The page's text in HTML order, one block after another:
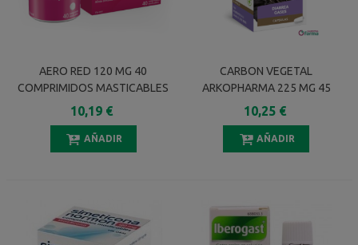
AERO RED 120 MG 40
COMPRIMIDOS MASTICABLES
10,19 €
AÑADIR
CARBON VEGETAL
ARKOPHARMA 225 MG 45
CAPSULAS
10,25 €
AÑADIR